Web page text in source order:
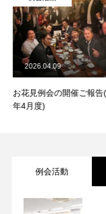
HOME
ソリューション
お花見例会の開催ご報告
年4月度)
2026.04.09
例会活動